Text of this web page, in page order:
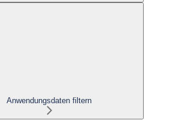
Anwendungsdaten filtern